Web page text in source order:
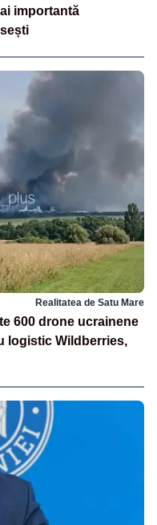
importantă
Realitatea de Satu Mare
600 drone ucrainene
logistic Wildberries,